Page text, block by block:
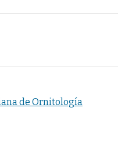
de Ornitología